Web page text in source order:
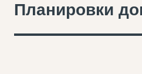
Планировки